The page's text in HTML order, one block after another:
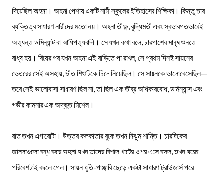
দিয়েছিল অহনা। অহনা পেশায় একটি নামী স্কুলের ইতিহাসের শিক্ষিকা। কিন্তু তার
ব্যক্তিত্ব সাধারণ নারীদের মতো নয়। অহনা তীক্ষ্ণ, বুদ্ধিমতী এবং স্বভাবগতভাবেই
অত্যন্ত ডমিন্যান্ট বা আধিপত্যবাদী। সে যখন কথা বলে, চারপাশের মানুষ শুনতে
বাধ্য হয়। বিয়ের পর যখন অহনা এই বাড়িতে পা রাখল, সে প্রথম দিনই সায়নের
ভেতরের সেই অসহায়, ভীত শিশুটিকে চিনে নিয়েছিল। সে সায়নকে ভালোবেসেছিল—
তবে সেই ভালোবাসা সাধারণ ছিল না, তা ছিল এক তীব্র অধিকারবোধ, ডমিন্যান্স এবং
গভীর কামনার এক অদ্ভুত মিশেল।
রাত তখন এগারোটা। উত্তর কলকাতার বুকে তখন নিঝুম শান্তি। চারদিকের
জানলাগুলো বন্ধ করে অহনা যখন তাদের বিশাল খাটের ওপর এসে বসল, তখন ঘরের
পরিবেশটাই বদলে গেল। সায়ন ধুতি-পাঞ্জাবি ছেড়ে একটা সাধারণ ট্রাউজার্স পরে